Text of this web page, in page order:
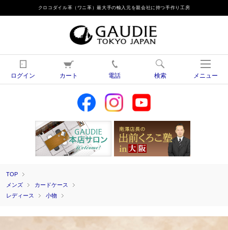
クロコダイル革（ワニ革）最大手の輸入元を親会社に持つ手作り工房
ログイン カート 電話 検索 メニュー
TOP
メンズ
カードケース
レディース
小物